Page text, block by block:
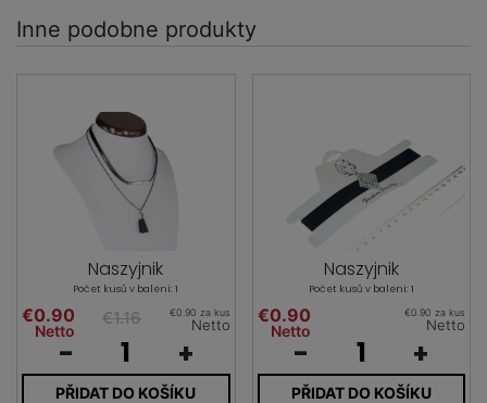
Inne podobne produkty
Naszyjnik
Počet kusů v balení: 1
€0.90
Netto
€1.16 €0.90 za kus
Netto
- +
PŘIDAT DO KOŠÍKU
Naszyjnik
Počet kusů v balení: 1
€0.90
Netto
€0.90 za kus
Netto
- +
PŘIDAT DO KOŠÍKU